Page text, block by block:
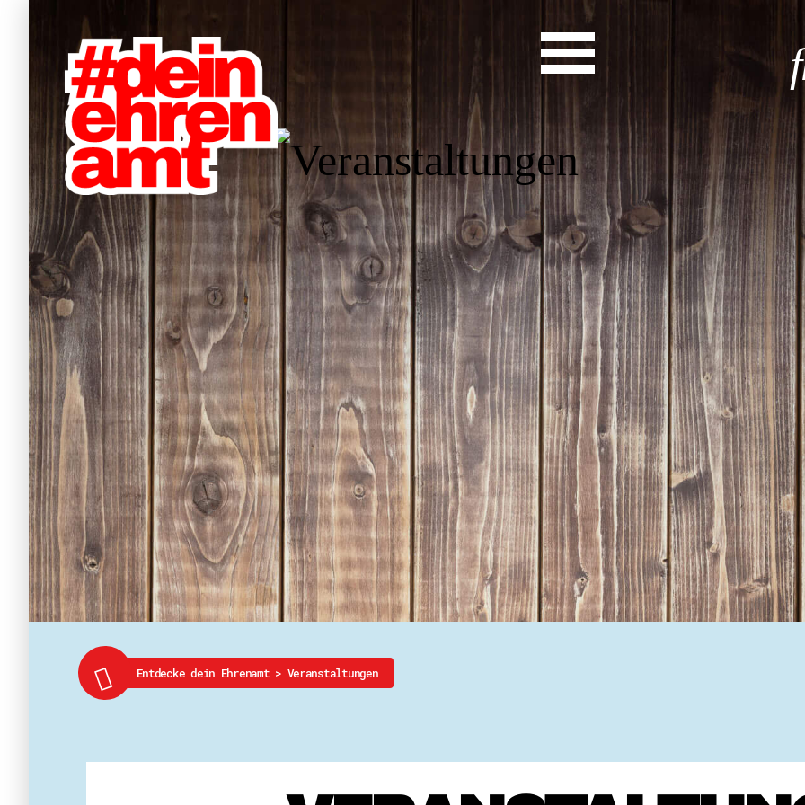
Start
Entdecke dein
News
Veranstaltungen
Rückblicke
Newsletter
Die LandesEhrenamtsagentur
Publikationen
Ansprechpartner
Ehrenamt hat viele
Finde dein
Ehrenamtssuchmaschine
Freiwilliges Soziales
Koordinierungszentren für
Engagierte Stadt
Freiwilligendienste
Freiwilligentage
Hessen hilft Ukraine
Zeig uns dein
Wettbewerb |
Wettbewerb | 80 Jahre
8 Vereine x 80 Jahre x
Crowdfunding - Viele
Ehrentag
Was steht
Entdecke dein Ehrenamt > Veranstaltungen